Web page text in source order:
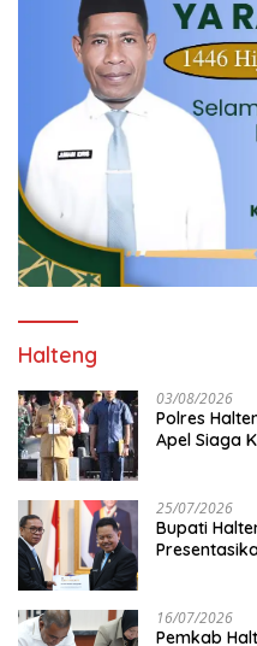
Halteng
03/08/2026
Polres
Apel Siaga
25/07/2026
Bupati
16/07/2026
Pemkab